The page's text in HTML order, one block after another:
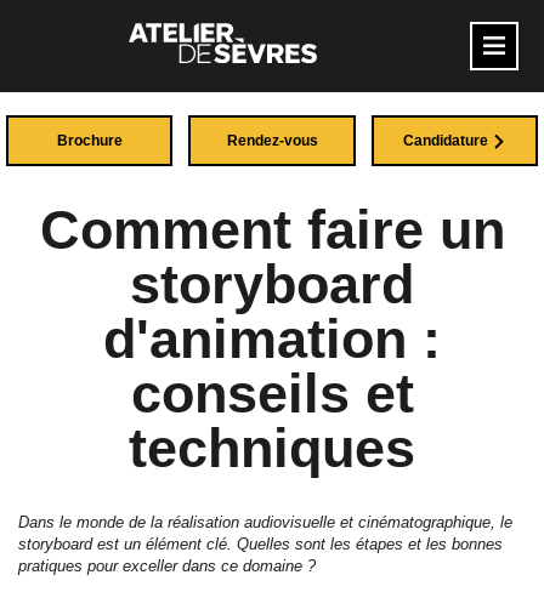
Brochure Rendez-vous Candidature
Comment faire un
storyboard
d'animation :
conseils et
techniques
Dans le monde de la réalisation audiovisuelle et cinématographique, le
storyboard est un élément clé. Quelles sont les étapes et les bonnes
pratiques pour exceller dans ce domaine ?